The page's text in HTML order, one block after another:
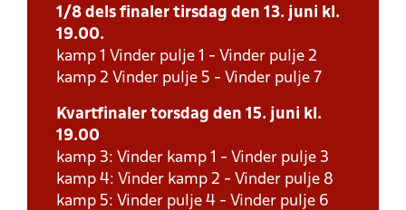
1/8 dels finaler tirsdag den 13. juni kl.
19.00.
kamp 1 Vinder pulje 1 - Vinder pulje 2
kamp 2 Vinder pulje 5 - Vinder pulje 7
Kvartfinaler torsdag den 15. juni kl.
19.00
kamp 3: Vinder kamp 1 - Vinder pulje 3
kamp 4: Vinder kamp 2 - Vinder pulje 8
kamp 5: Vinder pulje 4 - Vinder pulje 6